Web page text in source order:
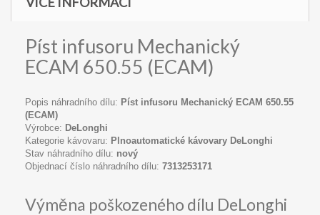
Píst infusoru Mechanický
ECAM 650.55 (ECAM)
Popis náhradního dílu: Píst infusoru Mechanický ECAM 650.55
(ECAM)
Výrobce: DeLonghi
Kategorie kávovaru: Plnoautomatické kávovary DeLonghi
Stav náhradního dílu: nový
Objednací číslo náhradního dílu: 7313253171
Výměna poškozeného dílu DeLonghi